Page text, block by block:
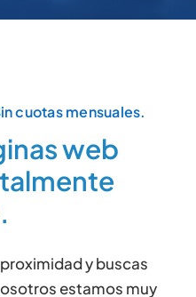
cuotas mensuales.
web
y buscas
estamos muy